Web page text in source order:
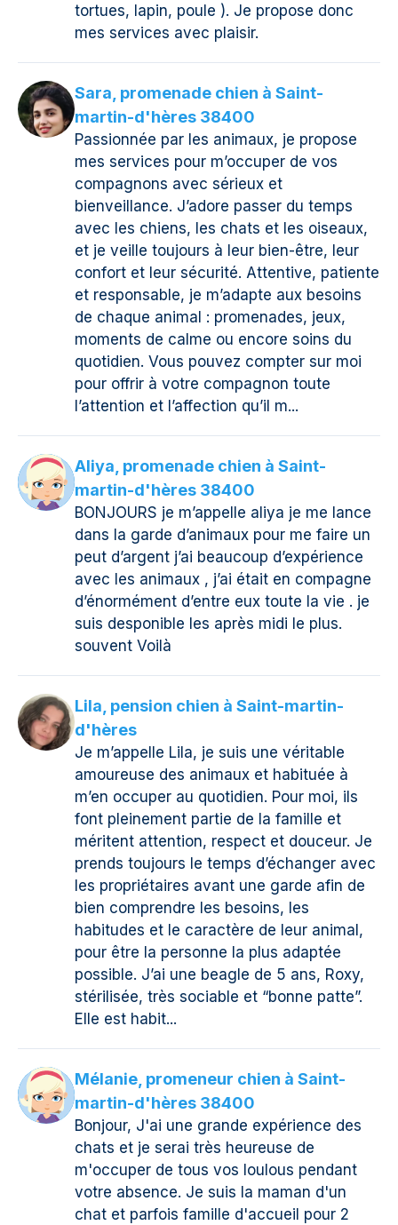
tortues, lapin, poule ). Je propose donc
mes services avec plaisir.
Sara, promenade chien à Saint-
martin-d'hères 38400
Passionnée par les animaux, je propose
mes services pour m’occuper de vos
compagnons avec sérieux et
bienveillance. J’adore passer du temps
avec les chiens, les chats et les oiseaux,
et je veille toujours à leur bien-être, leur
confort et leur sécurité. Attentive, patiente
et responsable, je m’adapte aux besoins
de chaque animal : promenades, jeux,
moments de calme ou encore soins du
quotidien. Vous pouvez compter sur moi
pour offrir à votre compagnon toute
l’attention et l’affection qu’il m...
Aliya, promenade chien à Saint-
martin-d'hères 38400
BONJOURS je m’appelle aliya je me lance
dans la garde d’animaux pour me faire un
peut d’argent j’ai beaucoup d’expérience
avec les animaux , j’ai était en compagne
d’énormément d’entre eux toute la vie . je
suis desponible les après midi le plus.
souvent Voilà
Lila, pension chien à Saint-martin-
d'hères
Je m’appelle Lila, je suis une véritable
amoureuse des animaux et habituée à
m’en occuper au quotidien. Pour moi, ils
font pleinement partie de la famille et
méritent attention, respect et douceur. Je
prends toujours le temps d’échanger avec
les propriétaires avant une garde afin de
bien comprendre les besoins, les
habitudes et le caractère de leur animal,
pour être la personne la plus adaptée
possible. J’ai une beagle de 5 ans, Roxy,
stérilisée, très sociable et “bonne patte”.
Elle est habit...
Mélanie, promeneur chien à Saint-
martin-d'hères 38400
Bonjour, J'ai une grande expérience des
chats et je serai très heureuse de
m'occuper de tous vos loulous pendant
votre absence. Je suis la maman d'un
chat et parfois famille d'accueil pour 2